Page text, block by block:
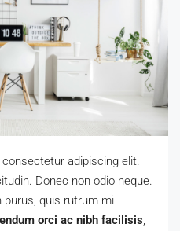
adipiscing elit.
Donec non odio neque.
purus, quis rutrum mi
orci ac nibh facilisis,